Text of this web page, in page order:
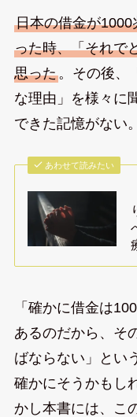
日本の借金が
った時、「それで
思った。その後、
な理由」を様々に
できた記憶がない。
あわせて読みたい
「確かに借金は
あるのだから、そ
ばならない」とい
確かにそうかもし
かし本書には、こ